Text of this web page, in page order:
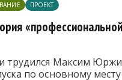
ПРОЕКТ
трудился Максим
по основному